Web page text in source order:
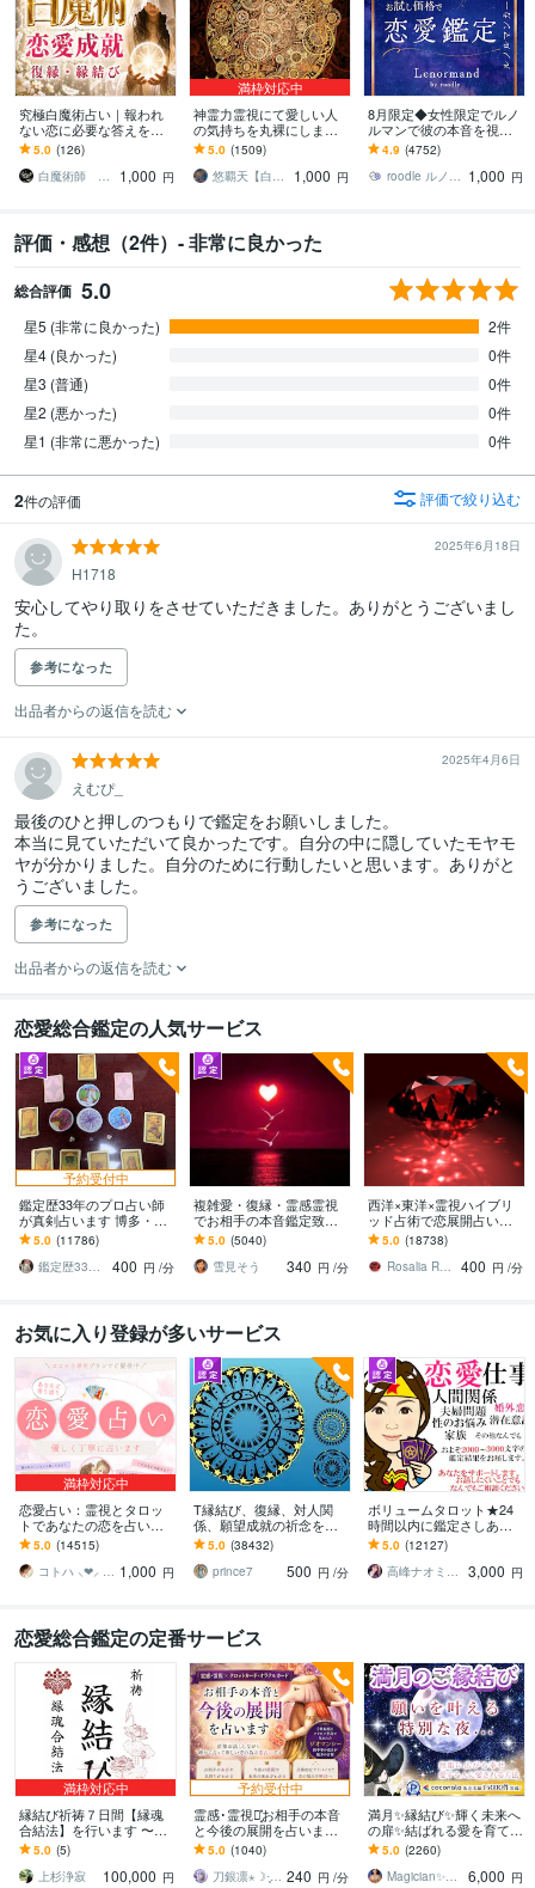
究極白魔術占い｜報われ
ない恋に必要な答えを伝
えます 復縁・片思い・複
雑恋愛｜あの人の本音と
成就への道を導きます
5.0 (126)
白魔術師 ミカエル
1,000 円
満枠対応中
神霊力霊視にて愛しい人
の気持ちを丸裸にします
【鑑定歴24年】どんな状
況だろうと幸せな運命を
貴方へ
5.0 (1509)
悠覇天【白魔術縁結び】
1,000 円
8月限定◆女性限定でルノ
ルマンで彼の本音を視ま
す ルノルマン2500文字鑑
定◆プラチナ実績8,300件
超え。
4.9 (4752)
roodle ルノルマンカード専門占い師 1,000 円
評価・感想（2件）- 非常に良かった
総合評価 5.0
星5 (非常に良かった)
2件
星4 (良かった)
0件
星3 (普通)
0件
星2 (悪かった)
0件
星1 (非常に悪かった)
0件
2件の評価 評価で絞り込む
2025年6月18日
H1718
安心してやり取りをさせていただきました。ありがとうございまし
た。
参考になった
出品者からの返信を読む
2025年4月6日
えむぴ_
最後のひと押しのつもりで鑑定をお願いしました。
本当に見ていただいて良かったです。自分の中に隠していたモヤモ
ヤが分かりました。自分のために行動したいと思います。ありがと
うございました。
参考になった
出品者からの返信を読む
恋愛総合鑑定の人気サービス
予約受付中
鑑定歴33年のプロ占い師
が真剣占います 博多・廓
屋の純血統占い祈願師
雷鳥
5.0 (11786)
鑑定歴33年のプロ占い師 雷鳥
400 円 /分
複雑愛・復縁・霊感霊視
でお相手の本音鑑定致し
ます 降りて来た言葉をそ
のままお伝えします。
5.0 (5040)
雪見そう
340 円 /分
西洋×東洋×霊視ハイブリ
ッド占術で恋展開占いま
す 恋の現状・進展❤️お相
手の本心に迫ります
5.0 (18738)
Rosalia Rubino
400 円 /分
お気に入り登録が多いサービス
満枠対応中
恋愛占い：霊視とタロッ
トであなたの恋を占いま
す 復縁・片想い・複雑
愛・夫婦問題…お悩みに
優しく寄り添います♡
5.0 (14515)
コトハ ⸜❤︎⸝ 新サービス提供開始✨️ 1,000 円
T縁結び、復縁、対人関
係、願望成就の祈念を承
ります 対象者の思いと状
況、対象者との対話、祈
念
5.0 (38432)
prince7
500 円 /分
ボリュームタロット★24
時間以内に鑑定さしあげ
ます 3000文字以上の鑑定
★希望者のみ一部カード
開示サービスあり
5.0 (12127)
高峰ナオミ タロット占い師
3,000 円
恋愛総合鑑定の定番サービス
満枠対応中
縁結び祈祷７日間【縁魂
合結法】を行います 〜ど
うしても叶えたい恋があ
る方へ〜
5.0 (5)
上杉浄寂
100,000 円
予約受付中
霊感･霊視┆͓̽お相手の本音
と今後の展開を占います
直接お話しながら細かく
占って欲しい！という方
の為の恋占いです
5.0 (1040)
刀銀凛⋆☽·̩͙‪運命の羅針盤 240 円 /分
満月✨縁結び✨輝く未来へ
の扉✨結ばれる愛を育てま
す 7/29 水23:35水瓶座♒︎満
月縁結び…奇跡を感じま
す✨
5.0 (2260)
Magician✨of Love♡みつき
6,000 円